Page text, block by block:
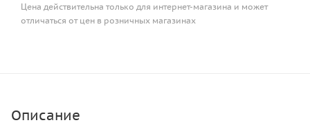
Цена действительна только для интернет-магазина и может
отличаться от цен в розничных магазинах
Описание